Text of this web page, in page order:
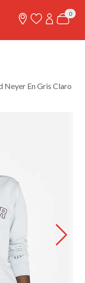
0
Neyer En Gris Claro